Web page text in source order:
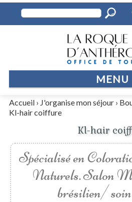
MENU
Accueil› J'organise mon séjour›
Kl-hair coiffure
Kl-hair
Spécialisé en
Naturels. Salon
brésilien/